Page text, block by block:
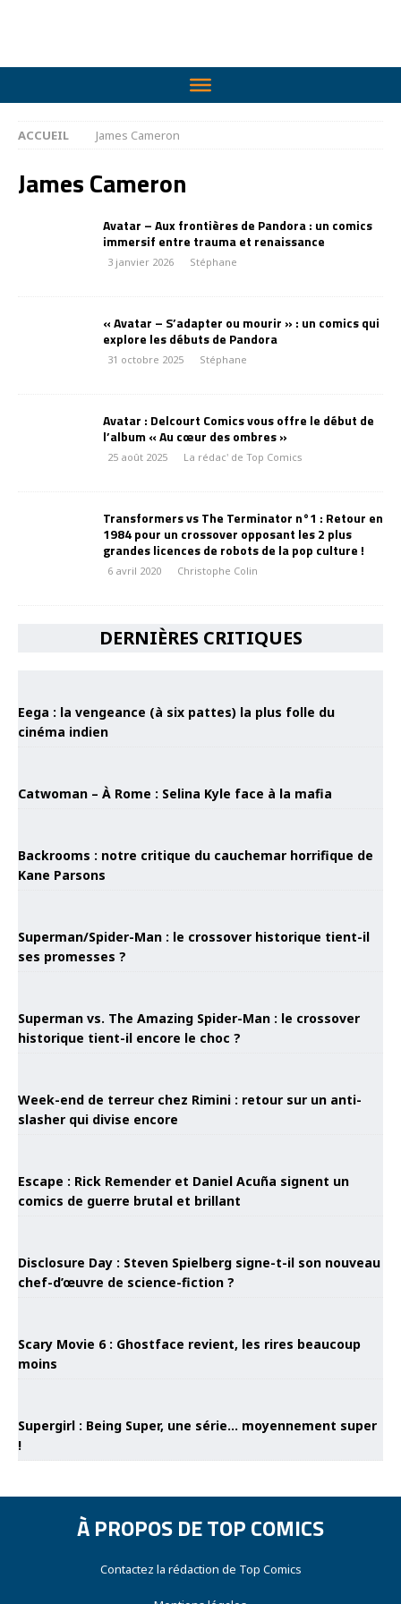
ACCUEIL James Cameron
James Cameron
Avatar – Aux frontières de Pandora : un comics
immersif entre trauma et renaissance
3 janvier 2026 Stéphane
« Avatar – S’adapter ou mourir » : un comics qui
explore les débuts de Pandora
31 octobre 2025 Stéphane
Avatar : Delcourt Comics vous offre le début de
l’album « Au cœur des ombres »
25 août 2025 La rédac' de Top Comics
Transformers vs The Terminator n°1 : Retour en
1984 pour un crossover opposant les 2 plus
grandes licences de robots de la pop culture !
6 avril 2020 Christophe Colin
DERNIÈRES CRITIQUES
Eega : la vengeance (à six pattes) la plus folle du
cinéma indien
Catwoman – À Rome : Selina Kyle face à la mafia
Backrooms : notre critique du cauchemar horrifique de
Kane Parsons
Superman/Spider-Man : le crossover historique tient-il
ses promesses ?
Superman vs. The Amazing Spider-Man : le crossover
historique tient-il encore le choc ?
Week-end de terreur chez Rimini : retour sur un anti-
slasher qui divise encore
Escape : Rick Remender et Daniel Acuña signent un
comics de guerre brutal et brillant
Disclosure Day : Steven Spielberg signe-t-il son nouveau
chef-d’œuvre de science-fiction ?
Scary Movie 6 : Ghostface revient, les rires beaucoup
moins
Supergirl : Being Super, une série… moyennement super
!
À PROPOS DE TOP COMICS
Contactez la rédaction de Top Comics